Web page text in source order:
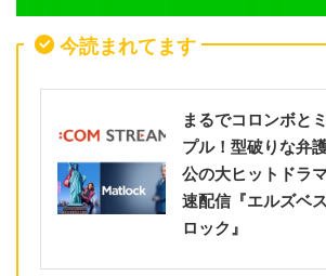
今読まれてます
まるでコロンボと
プル！型破りな弁
公の大ヒットドラ
速配信『エルズベ
ロック』